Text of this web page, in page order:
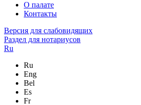
О палате
Контакты
Версия для слабовидящих
Раздел для нотариусов
Ru
Ru
Eng
Bel
Es
Fr